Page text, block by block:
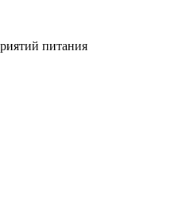
питания